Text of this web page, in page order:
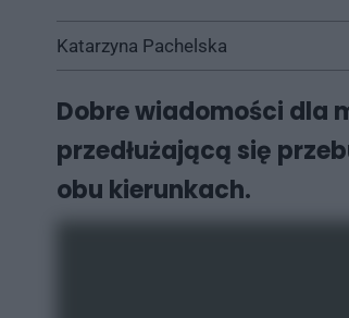
Katarzyna Pachelska
Dobre wiadomości dla
przedłużającą się
obu kierunkach.